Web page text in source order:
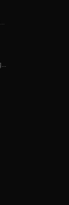
Iron Roads - Railroad Manager